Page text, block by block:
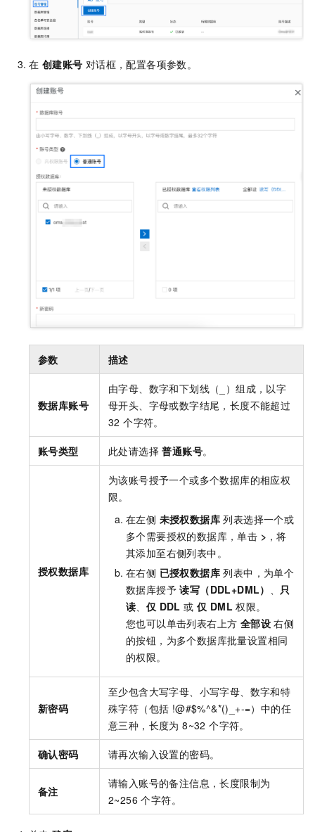
在 创建账号 对话框，配置各项参数。
参数 描述
数据库账号
由字母、数字和下划线（_）组成，以字
母开头、字母或数字结尾，长度不能超过
32 个字符。
账号类型 此处请选择普通账号。
授权数据库
为该账号授予一个或多个数据库的相应权
限。
在左侧 未授权数据库 列表选择一个或
多个需要授权的数据库，单击 > ，将
其添加至右侧列表中。
在右侧 已授权数据库 列表中，为单个
数据库授予读写（DDL+DML）
只
读
仅 DDL 或仅 DML 权限。
您也可以单击列表右上方 全部设 右侧
的按钮，为多个数据库批量设置相同
的权限。
新密码
至少包含大写字母、小写字母、数字和特
殊字符（包括 !@#$%^&*()_+-=）中的任
意三种，长度为 8~32 个字符。
确认密码 请再次输入设置的密码。
备注
请输入账号的备注信息，长度限制为
2~256 个字符。